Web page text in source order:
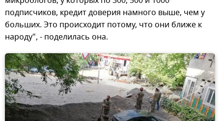
подписчиков, кредит доверия намного выше, чем у
больших. Это происходит потому, что они ближе к
народу", - поделилась она.